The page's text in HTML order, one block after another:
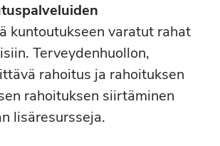
kuntoutukseen varatut rahat
Terveydenhuollon,
rahoitus ja rahoituksen
rahoituksen siirtäminen
lisäresursseja.